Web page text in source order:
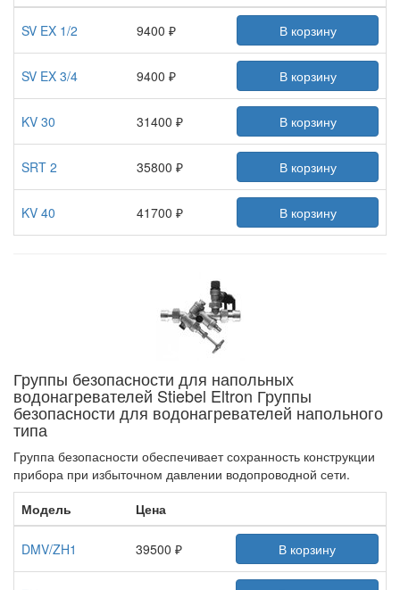
SV EX 1/2 9400 ₽ В корзину
SV EX 3/4 9400 ₽ В корзину
KV 30 31400 ₽ В корзину
SRT 2 35800 ₽ В корзину
KV 40 41700 ₽ В корзину
Группы безопасности для напольных
водонагревателей Stiebel Eltron Группы
безопасности для водонагревателей напольного
типа
Группа безопасности обеспечивает сохранность конструкции
прибора при избыточном давлении водопроводной сети.
Модель
Цена
DMV/ZH1 39500 ₽ В корзину